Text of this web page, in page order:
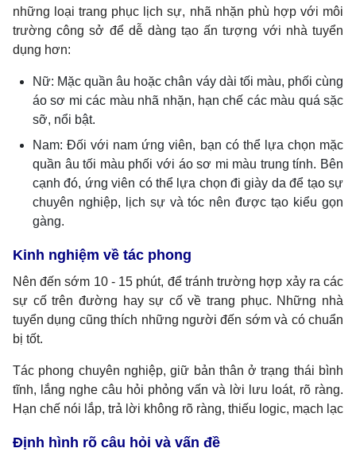
những loại trang phục lịch sự, nhã nhặn phù hợp với môi
trường công sở để dễ dàng tạo ấn tượng với nhà tuyển
dụng hơn:
Nữ: Mặc quần âu hoặc chân váy dài tối màu, phối cùng
áo sơ mi các màu nhã nhặn, hạn chế các màu quá sặc
sỡ, nổi bật.
Nam: Đối với nam ứng viên, bạn có thể lựa chọn mặc
quần âu tối màu phối với áo sơ mi màu trung tính. Bên
cạnh đó, ứng viên có thể lựa chọn đi giày da để tạo sự
chuyên nghiệp, lịch sự và tóc nên được tạo kiểu gọn
gàng.
Kinh nghiệm về tác phong
Nên đến sớm 10 - 15 phút, để tránh trường hợp xảy ra các
sự cố trên đường hay sự cố về trang phục. Những nhà
tuyển dụng cũng thích những người đến sớm và có chuẩn
bị tốt.
Tác phong chuyên nghiệp, giữ bản thân ở trạng thái bình
tĩnh, lắng nghe câu hỏi phỏng vấn và lời lưu loát, rõ ràng.
Hạn chế nói lắp, trả lời không rõ ràng, thiếu logic, mạch lạc
Định hình rõ câu hỏi và vấn đề